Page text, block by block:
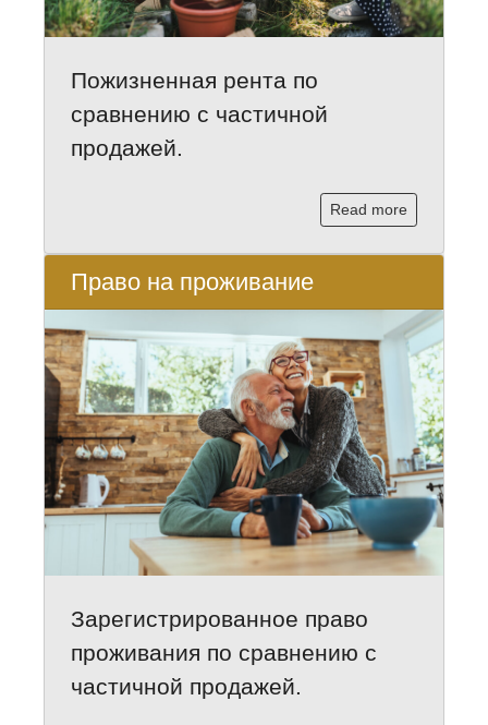
Пожизненная рента по
сравнению с частичной
продажей.
Read more
Право на проживание
Зарегистрированное право
проживания по сравнению с
частичной продажей.